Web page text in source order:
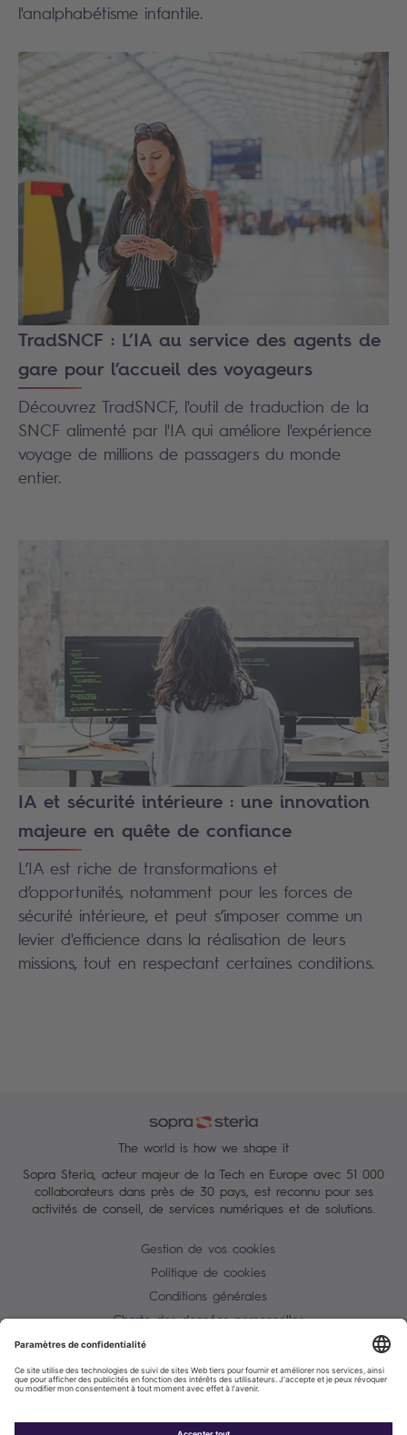
l'analphabétisme infantile.
TradSNCF : L’IA au service des agents de
gare pour l’accueil des voyageurs
Découvrez TradSNCF, l'outil de traduction de la
SNCF alimenté par l'IA qui améliore l'expérience
voyage de millions de passagers du monde
entier.
IA et sécurité intérieure : une innovation
majeure en quête de confiance
L’IA est riche de transformations et
d’opportunités, notamment pour les forces de
sécurité intérieure, et peut s’imposer comme un
levier d'efficience dans la réalisation de leurs
missions, tout en respectant certaines conditions.
The world is how we shape it
Sopra Steria, acteur majeur de la Tech en Europe avec 51 000
collaborateurs dans près de 30 pays, est reconnu pour ses
activités de conseil, de services numériques et de solutions.
Gestion de vos cookies
Politique de cookies
Conditions générales
Charte des données personnelles
Alerte Tentative d'escroquerie / usurpation d'identité
Plan du site
Contactez-nous